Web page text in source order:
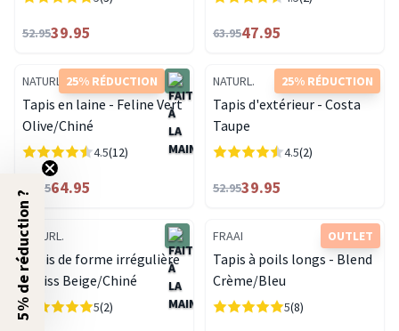
52.9539.95 63.9547.95
25% RÉDUCTION
NATURL.
Tapis en laine - Feline Vert
Olive/Chiné
4.5(12)
86.9564.95
25% RÉDUCTION
NATURL.
Tapis d'extérieur - Costa
Taupe
4.5(2)
52.9539.95
NATURL.
Tapis de forme irrégulière
- Bliss Beige/Chiné
5(2)
OUTLET
FRAAI
Tapis à poils longs - Blend
Crème/Bleu
5(8)
5% de réduction ?